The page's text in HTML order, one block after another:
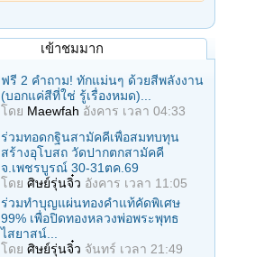
เข้าชมมาก
ฟรี 2 คำถาม! ทักแม่นๆ ด้วยสีพลังงาน
(บอกแค่สีที่ใช่ รู้เรื่องหมด)...
โดย Maewfah อังคาร เวลา 04:33
ร่วมทอดกฐินสามัคคีเพื่อสมทบทุน
สร้างอุโบสถ วัดปากตกสามัคคี
จ.เพชรบูรณ์ 30-31ตค.69
โดย ศิษย์รุ่นจิ๋ว อังคาร เวลา 11:05
ร่วมทําบุญแผ่นทองคำแท้คัดพิเศษ
99% เพื่อปิดทองหลวงพ่อพระพุทธ
ไสยาสน์...
โดย ศิษย์รุ่นจิ๋ว จันทร์ เวลา 21:49